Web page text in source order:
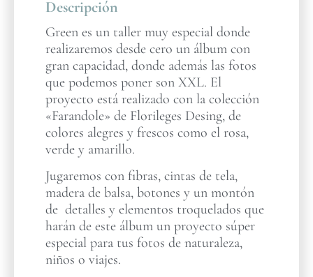
Descripción
Green es un taller muy especial donde
realizaremos desde cero un álbum con
gran capacidad, donde además las fotos
que podemos poner son XXL. El
proyecto está realizado con la colección
«Farandole» de Florileges Desing, de
colores alegres y frescos como el rosa,
verde y amarillo.
Jugaremos con fibras, cintas de tela,
madera de balsa, botones y un montón
de detalles y elementos troquelados que
harán de este álbum un proyecto súper
especial para tus fotos de naturaleza,
niños o viajes.